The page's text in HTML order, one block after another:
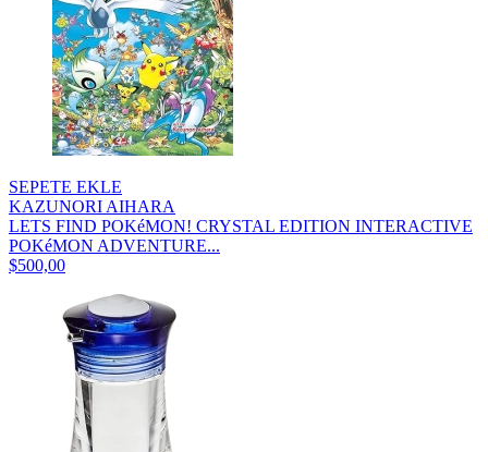
SEPETE EKLE
KAZUNORI AIHARA
LETS FIND POKéMON! CRYSTAL EDITION INTERACTIVE
POKéMON ADVENTURE...
$500,00